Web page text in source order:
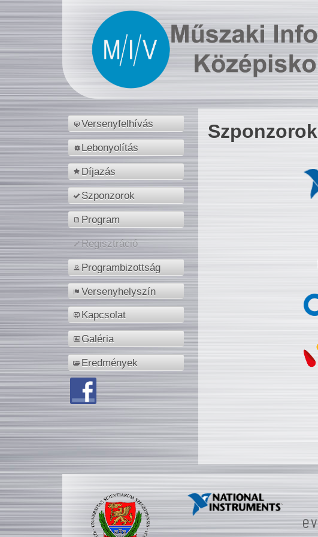
Versenyfelhívás
Lebonyolítás
Díjazás
Szponzorok
Program
Regisztráció
Programbizottság
Versenyhelyszín
Kapcsolat
Galéria
Eredmények
Szponzorok